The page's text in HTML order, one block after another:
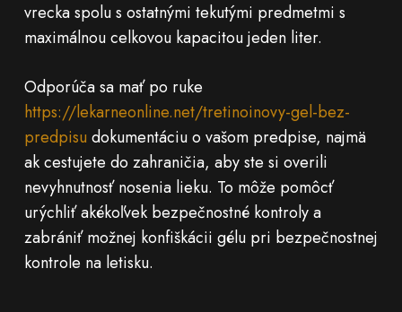
vrecka spolu s ostatnými tekutými predmetmi s
maximálnou celkovou kapacitou jeden liter.
Odporúča sa mať po ruke
https://lekarneonline.net/tretinoinovy-gel-bez-
predpisu dokumentáciu o vašom predpise, najmä
ak cestujete do zahraničia, aby ste si overili
nevyhnutnosť nosenia lieku. To môže pomôcť
urýchliť akékoľvek bezpečnostné kontroly a
zabrániť možnej konfiškácii gélu pri bezpečnostnej
kontrole na letisku.